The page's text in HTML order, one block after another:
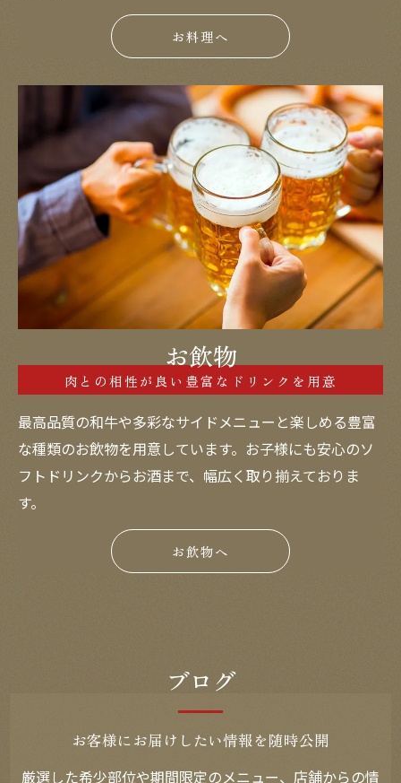
お料理へ
お飲物
肉との相性が良い豊富なドリンクを用意
最高品質の和牛や多彩なサイドメニューと楽しめる豊富
な種類のお飲物を用意しています。お子様にも安心のソ
フトドリンクからお酒まで、幅広く取り揃えておりま
す。
お飲物へ
お客様にお届けしたい情報を随時公開
ブログ
厳選した希少部位や期間限定のメニュー、店舗からの情